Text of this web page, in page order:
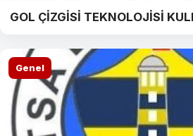
GOL ÇİZGİSİ TEKNOLOJİSİ
Genel